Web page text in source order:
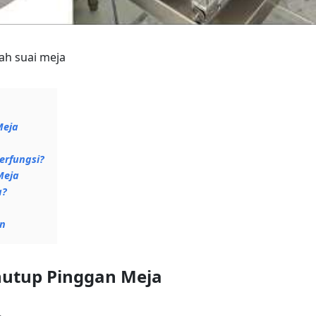
suai meja
Pinggan Meja